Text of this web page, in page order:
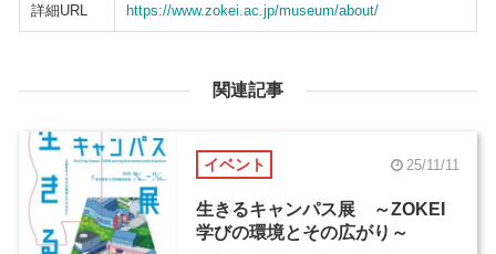
詳細URL https://www.zokei.ac.jp/museum/about/
関連記事
イベント 25/11/11
生きるキャンパス展 ～ZOKEI
学びの環境とその広がり～